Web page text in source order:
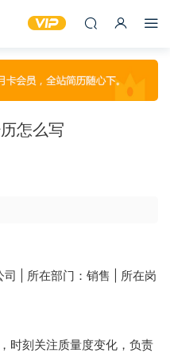
怎么写
| 所在部门：销售 | 所在岗
时刻关注质量度变化，负责